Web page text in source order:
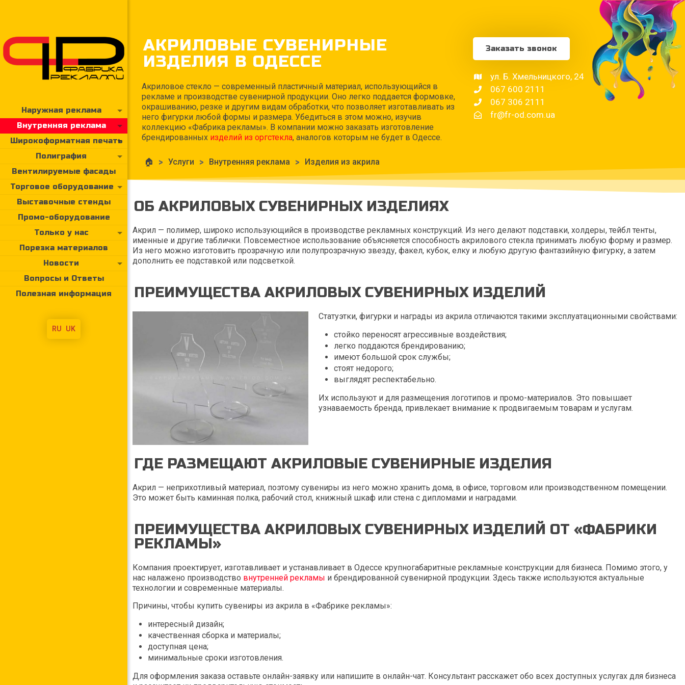
Наружная реклама
Внутренняя реклама
Широкоформатная печать
Полиграфия
Вентилируемые фасады
Торговое оборудование
Выставочные стенды
Промо-оборудование
Только у нас
Порезка материалов
Новости
Вопросы и Ответы
Полезная информация
RU UK
АКРИЛОВЫЕ СУВЕНИРНЫЕ
ИЗДЕЛИЯ В ОДЕССЕ
Акриловое стекло — современный пластичный материал, использующийся в
рекламе и производстве сувенирной продукции. Оно легко поддается формовке,
окрашиванию, резке и другим видам обработки, что позволяет изготавливать из
него фигурки любой формы и размера. Убедиться в этом можно, изучив
коллекцию «Фабрика рекламы». В компании можно заказать изготовление
брендированных изделий из оргстекла, аналогов которым не будет в Одессе.
🏠 > Услуги > Внутренняя реклама > Изделия из акрила
Заказать звонок
ул. Б. Хмельницкого, 24
067 600 2111
067 306 2111
fr@fr-od.com.ua
ОБ АКРИЛОВЫХ СУВЕНИРНЫХ ИЗДЕЛИЯХ
Акрил — полимер, широко использующийся в производстве рекламных конструкций. Из него делают подставки, холдеры, тейбл тенты,
именные и другие таблички. Повсеместное использование объясняется способность акрилового стекла принимать любую форму и размер.
Из него можно изготовить прозрачную или полупрозрачную звезду, факел, кубок, елку и любую другую фантазийную фигурку, а затем
дополнить ее подставкой или подсветкой.
ПРЕИМУЩЕСТВА АКРИЛОВЫХ СУВЕНИРНЫХ ИЗДЕЛИЙ
Статуэтки, фигурки и награды из акрила отличаются такими эксплуатационными свойствами:
стойко переносят агрессивные воздействия;
легко поддаются брендированию;
имеют большой срок службы;
стоят недорого;
выглядят респектабельно.
Их используют и для размещения логотипов и промо-материалов. Это повышает
узнаваемость бренда, привлекает внимание к продвигаемым товарам и услугам.
ГДЕ РАЗМЕЩАЮТ АКРИЛОВЫЕ СУВЕНИРНЫЕ ИЗДЕЛИЯ
Акрил — неприхотливый материал, поэтому сувениры из него можно хранить дома, в офисе, торговом или производственном помещении.
Это может быть каминная полка, рабочий стол, книжный шкаф или стена с дипломами и наградами.
ПРЕИМУЩЕСТВА АКРИЛОВЫХ СУВЕНИРНЫХ ИЗДЕЛИЙ ОТ «ФАБРИКИ
РЕКЛАМЫ»
Компания проектирует, изготавливает и устанавливает в Одессе крупногабаритные рекламные конструкции для бизнеса. Помимо этого, у
нас налажено производство внутренней рекламы и брендированной сувенирной продукции. Здесь также используются актуальные
технологии и современные материалы.
Причины, чтобы купить сувениры из акрила в «Фабрике рекламы»:
интересный дизайн;
качественная сборка и материалы;
доступная цена;
минимальные сроки изготовления.
Для оформления заказа оставьте онлайн-заявку или напишите в онлайн-чат. Консультант расскажет обо всех доступных услугах для бизнеса